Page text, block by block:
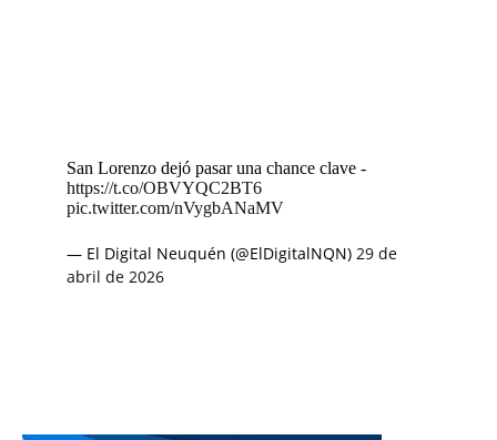
San Lorenzo dejó pasar una chance clave -
https://t.co/OBVYQC2BT6
pic.twitter.com/nVygbANaMV
— El Digital Neuquén (@ElDigitalNQN) 29 de
abril de 2026